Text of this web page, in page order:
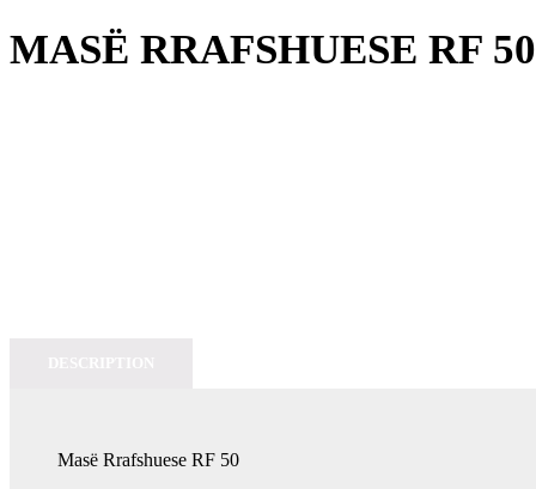
MASË RRAFSHUESE RF 50
Masë Rrafshuese RF 50